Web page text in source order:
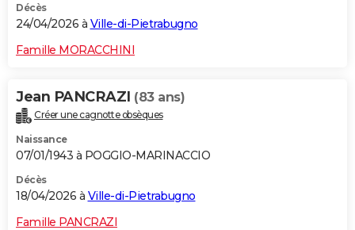
Décès
24/04/2026 à Ville-di-Pietrabugno
Famille MORACCHINI
Jean PANCRAZI (83 ans)
Créer une cagnotte obsèques
Naissance
07/01/1943 à POGGIO-MARINACCIO
Décès
18/04/2026 à Ville-di-Pietrabugno
Famille PANCRAZI